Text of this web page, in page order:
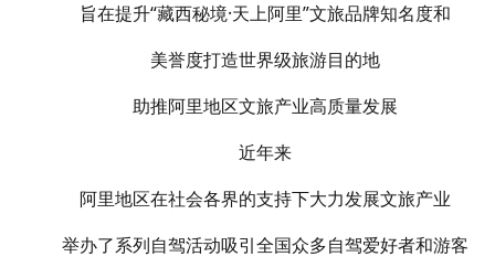
旨在提升“藏西秘境·天上阿里”文旅品牌知名度和
美誉度打造世界级旅游目的地
助推阿里地区文旅产业高质量发展
近年来
阿里地区在社会各界的支持下大力发展文旅产业
举办了系列自驾活动吸引全国众多自驾爱好者和游客